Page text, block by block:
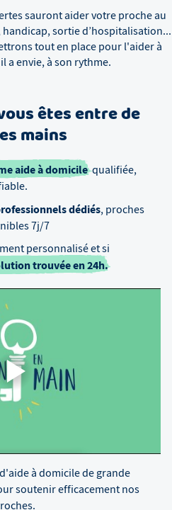
sauront aider votre proche au
sortie d’hospitalisation...
tout en place pour l'aider à
a envie, à son rythme.
êtes entre de
mains
aide à domicilequalifiée,
dédiés, proches
7j/7
personnalisé et si
trouvée en 24h.
à domicile de grande
soutenir efficacement nos